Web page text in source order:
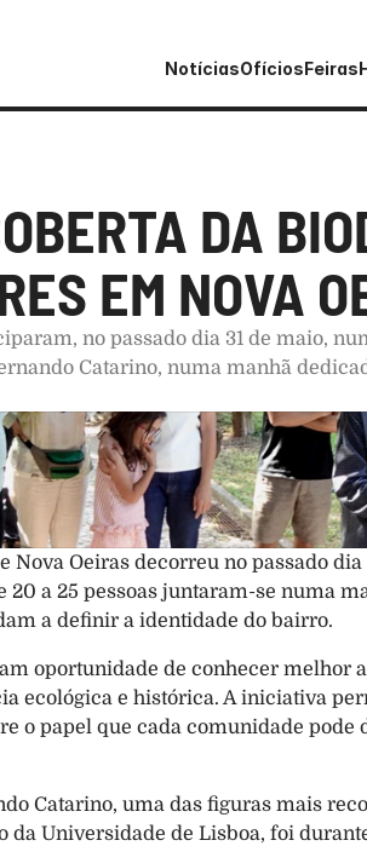
NotíciasOfíciosFeiras
DA
EM NOVA
no passado dia 31 de maio,
Catarino, numa manhã
Oeiras decorreu no passado
a 25 pessoas juntaram-se numa
a definir a identidade do bairro.
oportunidade de conhecer melhor
ecológica e histórica. A iniciativa
o papel que cada comunidade pode
Catarino, uma das figuras mais
da Universidade de Lisboa, foi